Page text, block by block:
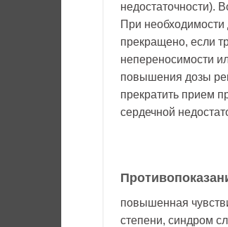
недостаточности).
При необходимости
прекращено, если
непереносимости
повышения дозы
прекратить прием
сердечной
повышенная
степени, синдром